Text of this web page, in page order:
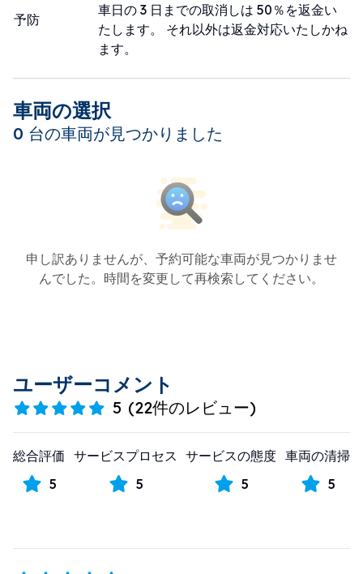
予防
車日の 3 日までの取消しは 50％を返金い
たします。 それ以外は返金対応いたしかね
ます。
車両の選択
0 台の車両が見つかりました
申し訳ありませんが、予約可能な車両が見つかりませ
んでした。時間を変更して再検索してください。
ユーザーコメント
5 (22件のレビュー)
総合評価
5
サービスプロセス
5
サービスの態度
5
車両の清掃
5